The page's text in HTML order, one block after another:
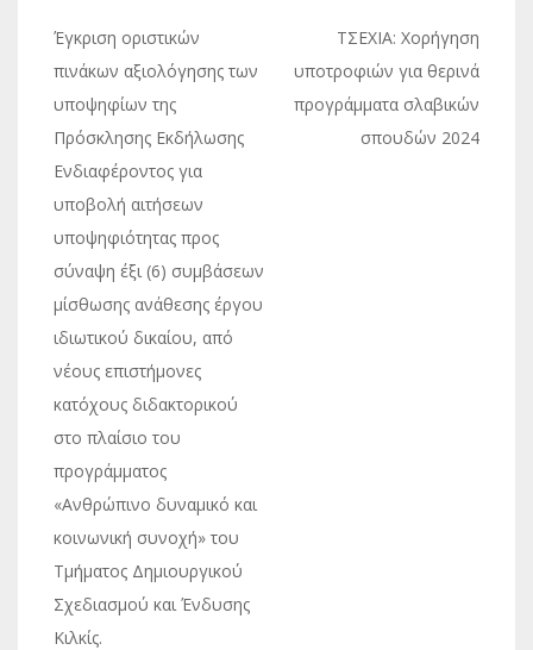
Πλοήγηση
άρθρων
Έγκριση οριστικών
πινάκων αξιολόγησης των
υποψηφίων της
Πρόσκλησης Εκδήλωσης
Ενδιαφέροντος για
υποβολή αιτήσεων
υποψηφιότητας προς
σύναψη έξι (6) συμβάσεων
μίσθωσης ανάθεσης έργου
ιδιωτικού δικαίου, από
νέους επιστήμονες
κατόχους διδακτορικού
στο πλαίσιο του
προγράμματος
«Ανθρώπινο δυναμικό και
κοινωνική συνοχή» του
Τμήματος Δημιουργικού
Σχεδιασμού και Ένδυσης
Κιλκίς.
ΤΣΕΧΙΑ: Χορήγηση
υποτροφιών για θερινά
προγράμματα σλαβικών
σπουδών 2024